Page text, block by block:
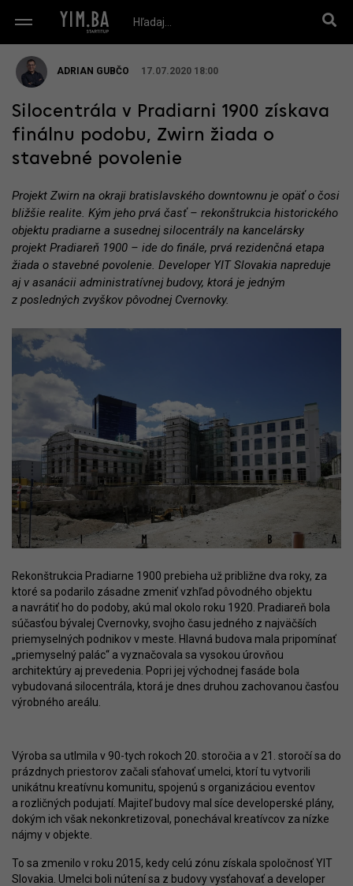
ADRIAN GUBČO 17.07.2020 18:00
Silocentrála v Pradiarni 1900 získava
finálnu podobu, Zwirn žiada o
stavebné povolenie
Projekt Zwirn na okraji bratislavského downtownu je opäť o čosi
bližšie realite. Kým jeho prvá časť – rekonštrukcia historického
objektu pradiarne a susednej silocentrály na kancelársky
projekt Pradiareň 1900 – ide do finále, prvá rezidenčná etapa
žiada o stavebné povolenie. Developer YIT Slovakia napreduje
aj v asanácii administratívnej budovy, ktorá je jedným
z posledných zvyškov pôvodnej Cvernovky.
Rekonštrukcia Pradiarne 1900 prebieha už približne dva roky, za
ktoré sa podarilo zásadne zmeniť vzhľad pôvodného objektu
a navrátiť ho do podoby, akú mal okolo roku 1920. Pradiareň bola
súčasťou bývalej Cvernovky, svojho času jedného z najväčších
priemyselných podnikov v meste. Hlavná budova mala pripomínať
„priemyselný palác“ a vyznačovala sa vysokou úrovňou
architektúry aj prevedenia. Popri jej východnej fasáde bola
vybudovaná silocentrála, ktorá je dnes druhou zachovanou časťou
výrobného areálu.
Výroba sa utlmila v 90-tych rokoch 20. storočia a v 21. storočí sa do
prázdnych priestorov začali sťahovať umelci, ktorí tu vytvorili
unikátnu kreatívnu komunitu, spojenú s organizáciou eventov
a rozličných podujatí. Majiteľ budovy mal síce developerské plány,
dokým ich však nekonkretizoval, ponechával kreatívcov za nízke
nájmy v objekte.
To sa zmenilo v roku 2015, kedy celú zónu získala spoločnosť YIT
Slovakia. Umelci boli nútení sa z budovy vysťahovať a developer